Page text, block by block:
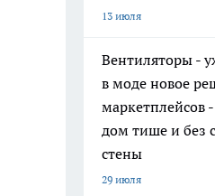
13 июля
Вентиляторы -
в моде новое
маркетплейсов
дом тише и без
стены
29 июля